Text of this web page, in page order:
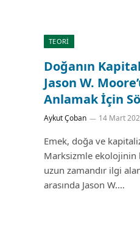
TEORİ
Doğanın
Jason W.
Anlamak İçin
Aykut Çoban 14 Mart
Emek, doğa ve
Marksizmle ekolojinin
uzun zamandır ilgi
arasında Jason W.…